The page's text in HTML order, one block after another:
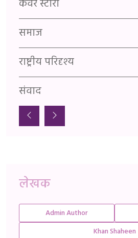
कवर स्टोरी
समाज
राष्ट्रीय परिदृश्य
संवाद
लेखक
Admin Author
Khan Shaheen